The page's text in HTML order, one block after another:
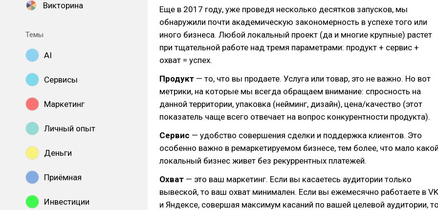
Викторина
Темы
AI
Сервисы
Маркетинг
Личный опыт
Деньги
Приёмная
Инвестиции
Еще в 2017 году, уже проведя несколько десятков запусков, мы
обнаружили почти академическую закономерность в успехе того или
иного бизнеса. Любой локальный проект (да и многие крупные) растет
при тщательной работе над тремя параметрами: продукт + сервис +
охват = успех.
Продукт — то, что вы продаете. Услуга или товар, это не важно. Но вот
метрики, на которые мы всегда обращаем внимание: спросность на
данной территории, упаковка (нейминг, дизайн), цена/качество (этот
показатель чаще всего отвечает на вопрос конкурентности продукта).
Сервис — удобство совершения сделки и поддержка клиентов. Это
особенно важно в ремаркетируемом бизнесе, тем более, что мало
локальный бизнес живет без рекуррентных платежей.
Охват — это ваш маркетинг. Если вы касаетесь аудитории только
вывеской, то ваш охват минимален. Если вы ежемесячно работаете в VK
и Яндексе, совершая максимум касаний по вашей целевой аудитории,